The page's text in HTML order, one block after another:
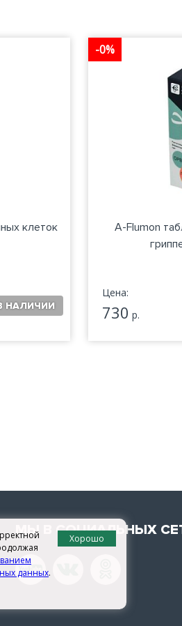
клеток
-0%
A-Flumon
Цена:
730 р.
МЫ В СОЦИАЛЬНЫХ
данных.
Хорошо